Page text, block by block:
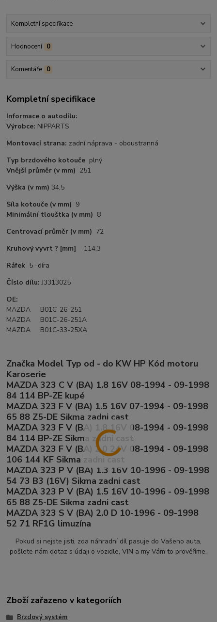
Kompletní specifikace
Hodnocení 0
Komentáře 0
Kompletní specifikace
Informace o autodílu:
Výrobce: NIPPARTS
Montovací strana: zadní náprava - oboustranná
Typ brzdového kotouče plný
Vnější průměr (v mm) 251
Výška (v mm) 34,5
Síla kotouče (v mm) 9
Minimální tlouštka (v mm) 8
Centrovací průměr (v mm) 72
Kruhový vyvrt ? [mm] 114,3
Ráfek 5 -díra
Číslo dílu:J3313025
OE:
MAZDA B01C-26-251
MAZDA B01C-26-251A
MAZDA B01C-33-25XA
Značka Model Typ od - do KW HP Kód motoru
Karoserie
MAZDA 323 C V (BA) 1.8 16V 08-1994 - 09-1998
84 114 BP-ZE kupé
MAZDA 323 F V (BA) 1.5 16V 07-1994 - 09-1998
65 88 Z5-DE Sikma zadni cast
MAZDA 323 F V (BA) 1.8 16V 08-1994 - 09-1998
84 114 BP-ZE Sikma zadni cast
MAZDA 323 F V (BA) 2.0 24V 08-1994 - 09-1998
106 144 KF Sikma zadni cast
MAZDA 323 P V (BA) 1.3 16V 10-1996 - 09-1998
54 73 B3 (16V) Sikma zadni cast
MAZDA 323 P V (BA) 1.5 16V 10-1996 - 09-1998
65 88 Z5-DE Sikma zadni cast
MAZDA 323 S V (BA) 2.0 D 10-1996 - 09-1998
52 71 RF1G limuzína
Pokud si nejste jisti, zda náhradní díl pasuje do Vašeho auta,
pošlete nám dotaz s údaji o vozidle, VIN a my Vám to prověříme.
Zboží zařazeno v kategoriích
Brzdový systém